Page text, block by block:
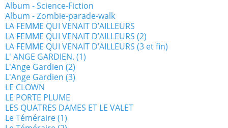
Album - Science-Fiction
Album - Zombie-parade-walk
LA FEMME QUI VENAIT D’AILLEURS
LA FEMME QUI VENAIT D’AILLEURS (2)
LA FEMME QUI VENAIT D’AILLEURS (3 et fin)
L' ANGE GARDIEN. (1)
L'Ange Gardien (2)
L'Ange Gardien (3)
LE CLOWN
LE PORTE PLUME
LES QUATRES DAMES ET LE VALET
Le Téméraire (1)